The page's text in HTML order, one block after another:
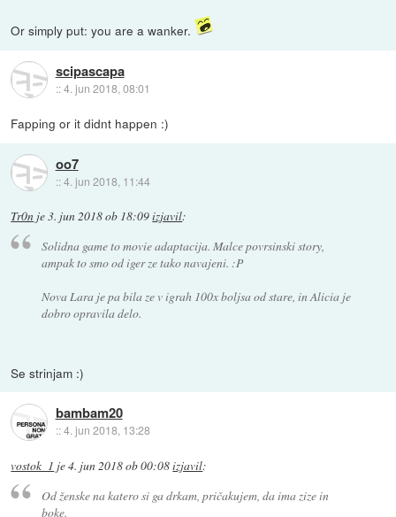
Or simply put: you are a wanker.
scipascapa
::4. jun 2018, 08:01
Fapping or it didnt happen :)
oo7
::4. jun 2018, 11:44
Tr0n je3. jun 2018 ob 18:09izjavil:
Solidna game to movie adaptacija. Malce povrsinski story,
ampak to smo od iger ze tako navajeni. :P
Nova Lara je pa bila ze v igrah 100x boljsa od stare, in Alicia je
dobro opravila delo.
Se strinjam :)
bambam20
::4. jun 2018, 13:28
vostok_1 je4. jun 2018 ob 00:08izjavil:
Od ženske na katero si ga drkam, pričakujem, da ima zize in
boke.